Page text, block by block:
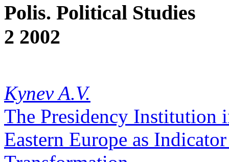
Polis. Political Studies
2 2002
Kynev A.V.
The Presidency Institution
Eastern Europe as